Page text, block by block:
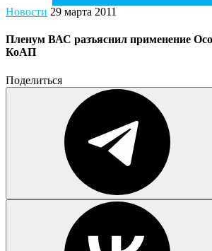
Новости 29 марта 2011
Пленум ВАС разъяснил применение
КоАП
Поделиться